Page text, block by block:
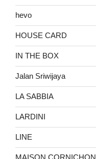
hevo
HOUSE CARD
IN THE BOX
Jalan Sriwijaya
LA SABBIA
LARDINI
LINE